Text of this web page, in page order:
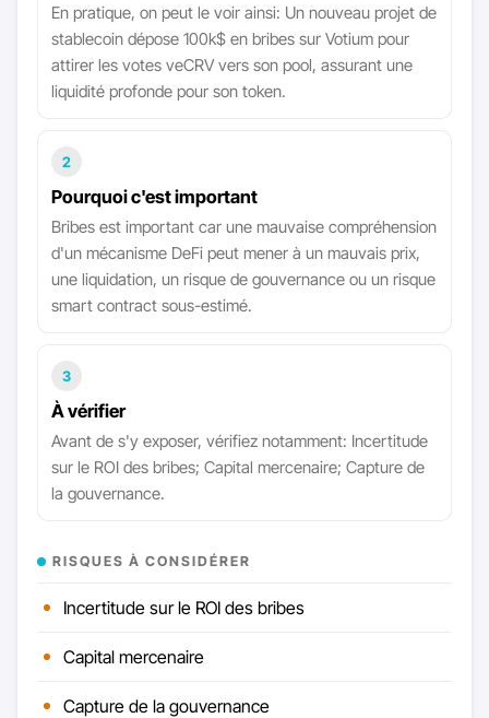
En pratique, on peut le voir ainsi: Un nouveau projet de
stablecoin dépose 100k$ en bribes sur Votium pour
attirer les votes veCRV vers son pool, assurant une
liquidité profonde pour son token.
2
Pourquoi c'est important
Bribes est important car une mauvaise compréhension
d'un mécanisme DeFi peut mener à un mauvais prix,
une liquidation, un risque de gouvernance ou un risque
smart contract sous-estimé.
3
À vérifier
Avant de s'y exposer, vérifiez notamment: Incertitude
sur le ROI des bribes; Capital mercenaire; Capture de
la gouvernance.
RISQUES À CONSIDÉRER
Incertitude sur le ROI des bribes
Capital mercenaire
Capture de la gouvernance